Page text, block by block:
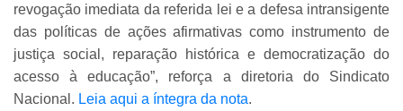
revogação imediata da referida lei e a defesa intransigente
das políticas de ações afirmativas como instrumento de
justiça social, reparação histórica e democratização do
acesso à educação”, reforça a diretoria do Sindicato
Nacional. Leia aqui a íntegra da nota.